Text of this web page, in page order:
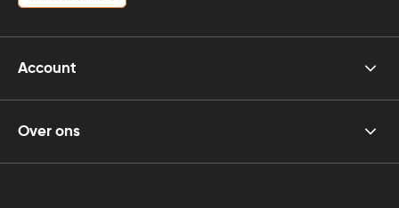
Account
Over ons